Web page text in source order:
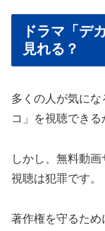
ドラマ「デ
見れる？
多くの人が気に
コ」を視聴できる
しかし、無料動
視聴は犯罪です。
著作権を守るた